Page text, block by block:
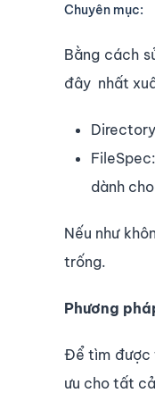
Chuyên mục:
Bằng cách
đây nhất
dành
Nếu như
trống.
Phương
Để tìm được
ưu cho tất